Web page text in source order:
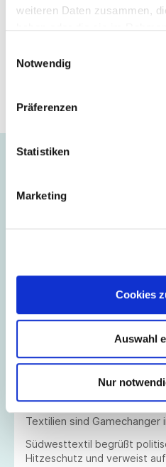
weiteren Daten zusammen,
Notwendig
Präferenzen
Statistiken
Marketing
Cookies
Auswahl
Nur
Mehr Eindrücke und die
Mehr zum Thema
// Innovation +
Vom Klimaproblem zur
Textilien sind Gamechanger
Südwesttextil begrüßt
Hitzeschutz und verweist